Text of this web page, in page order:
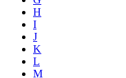
H
I
J
K
L
M